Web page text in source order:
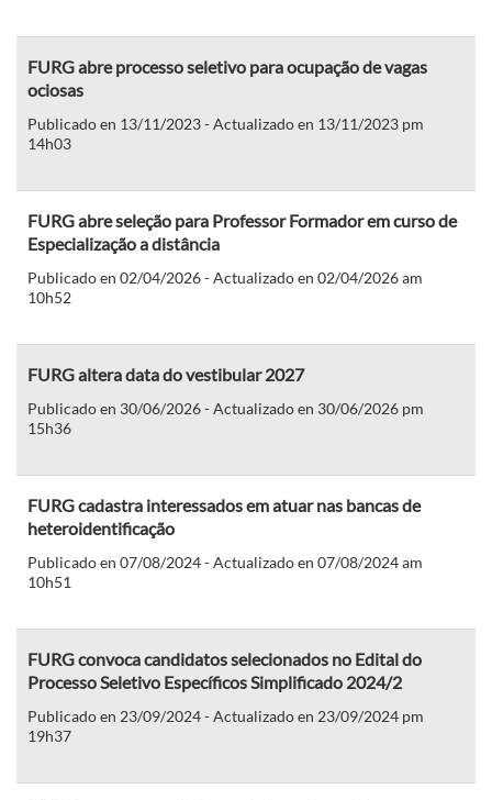
FURG abre processo seletivo para ocupação de vagas
ociosas
Publicado en 13/11/2023 - Actualizado en 13/11/2023 pm
14h03
FURG abre seleção para Professor Formador em curso de
Especialização a distância
Publicado en 02/04/2026 - Actualizado en 02/04/2026 am
10h52
FURG altera data do vestibular 2027
Publicado en 30/06/2026 - Actualizado en 30/06/2026 pm
15h36
FURG cadastra interessados em atuar nas bancas de
heteroidentificação
Publicado en 07/08/2024 - Actualizado en 07/08/2024 am
10h51
FURG convoca candidatos selecionados no Edital do
Processo Seletivo Específicos Simplificado 2024/2
Publicado en 23/09/2024 - Actualizado en 23/09/2024 pm
19h37